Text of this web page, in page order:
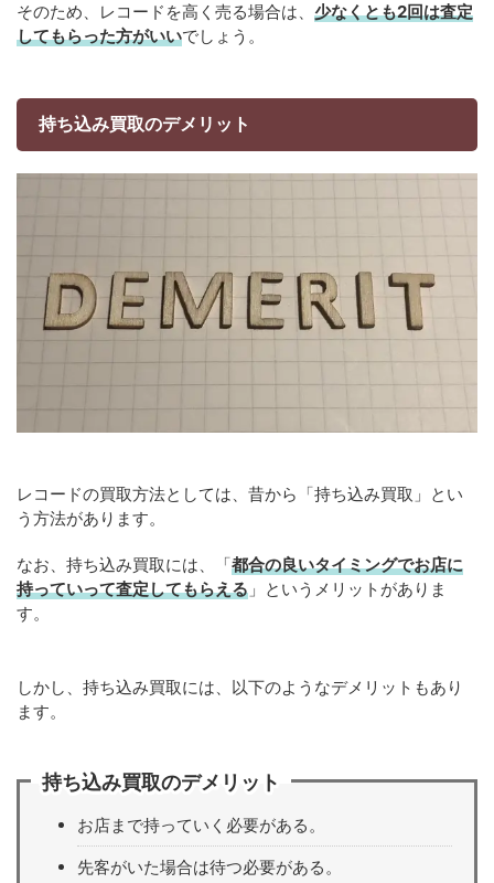
そのため、レコードを高く売る場合は、 少なくとも2回は査定
してもらった方がいいでしょう。
持ち込み買取のデメリット
レコードの買取方法としては、昔から「持ち込み買取」とい
う方法があります。
なお、持ち込み買取には、「都合の良いタイミングでお店に
持っていって査定してもらえる 」というメリットがありま
す。
しかし、持ち込み買取には、以下のようなデメリットもあり
ます。
持ち込み買取のデメリット
お店まで持っていく必要がある。
先客がいた場合は待つ必要がある。